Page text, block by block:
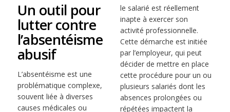
Un outil pour
lutter contre
l’absentéisme
abusif
L’absentéisme est une
problématique complexe,
souvent liée à diverses
causes médicales ou
le salarié est réellement
inapte à exercer son
activité professionnelle.
Cette démarche est initiée
par l’employeur, qui peut
décider de mettre en place
cette procédure pour un ou
plusieurs salariés dont les
absences prolongées ou
répétées impactent la